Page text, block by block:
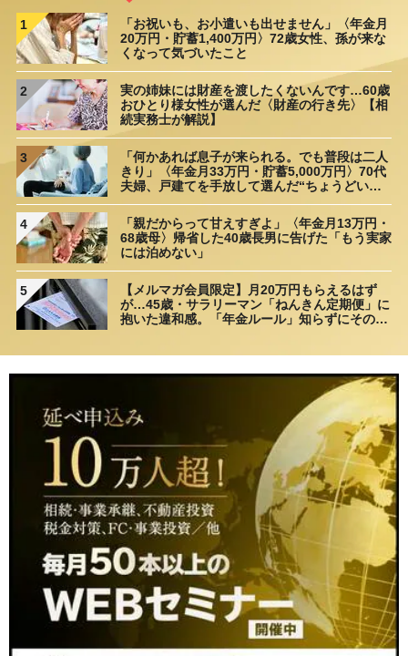
【最終回】 EV推進 「環境保護の本気度」を高める中国政府の思惑
とは2018/11/01
1
「お祝いも、お小遣いも出せません」〈年金月
20万円・貯蓄1,400万円〉72歳女性、孫が来な
くなって気づいたこと
2
実の姉妹には財産を渡したくないんです…60歳
おひとり様女性が選んだ〈財産の行き先〉【相
続実務士が解説】
3
「何かあれば息子が来られる。でも普段は二人
きり」〈年金月33万円・貯蓄5,000万円〉70代
夫婦、戸建てを手放して選んだ“ちょうどいい
4
「親だからって甘えすぎよ」〈年金月13万円・
68歳母〉帰省した40歳長男に告げた「もう実家
には泊めない」
5
【メルマガ会員限定】月20万円もらえるはず
が…45歳・サラリーマン「ねんきん定期便」に
抱いた違和感。「年金ルール」知らずにそのま